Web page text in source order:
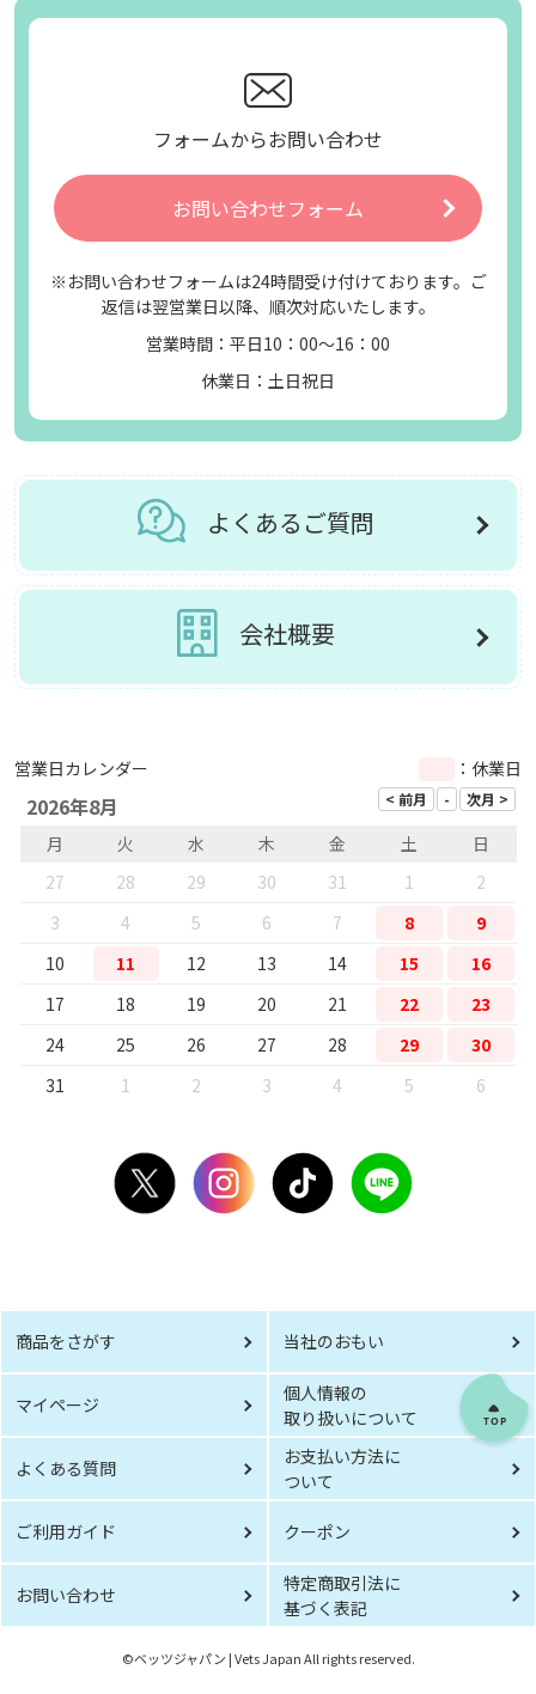
フォームからお問い合わせ
お問い合わせフォーム
※お問い合わせフォームは24時間受け付けております。ご
返信は翌営業日以降、順次対応いたします。
営業時間：平日10：00～16：00
休業日：土日祝日
よくあるご質問
会社概要
営業日カレンダー ：休業日
2026年8月
月 火 水 木 金 土
日
27
28 29 30 31 1
2
3
4 5 6 7 8
9
10
11 12 13 14 15
16
17
18 19 20 21 22
23
24
25 26 27 28 29
30
31
1 2 3 4 5 6
商品をさがす 当社のおもい
マイページ
個人情報の
取り扱いについて
よくある質問
お支払い方法に
ついて
ご利用ガイド クーポン
お問い合わせ
特定商取引法に
基づく表記
©︎ベッツジャパン | Vets Japan All rights reserved.